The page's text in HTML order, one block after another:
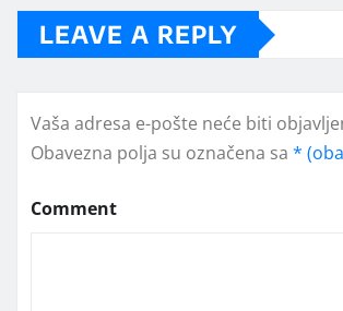
LEAVE A REPLY
Vaša adresa e-pošte neće biti
Obavezna polja su označena sa *
Comment